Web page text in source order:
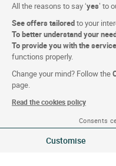
All the reasons to say ‘yes’ to
See offers tailoredto your
To better understand your
To provide you with the
functions properly.
Change your mind? Follow the
page.
Read the cookies policy
Consents
Customise
Ver
CGV
Asistencia
Mapa del sitio
fotografías